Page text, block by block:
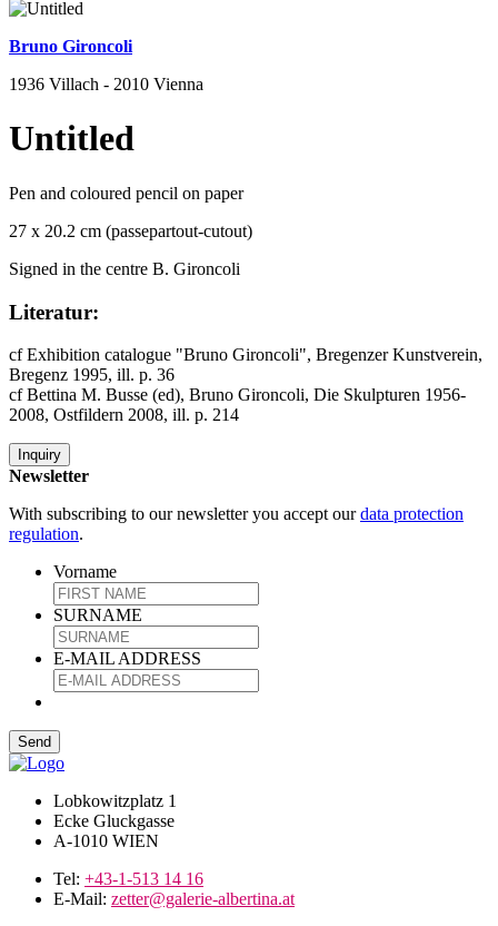
Bruno Gironcoli
1936 Villach - 2010 Vienna
Untitled
Pen and coloured pencil on paper
27 x 20.2 cm (passepartout-cutout)
Signed in the centre B. Gironcoli
Literatur:
cf Exhibition catalogue "Bruno Gironcoli", Bregenzer Kunstverein,
Bregenz 1995, ill. p. 36
cf Bettina M. Busse (ed), Bruno Gironcoli, Die Skulpturen 1956-
2008, Ostfildern 2008, ill. p. 214
Inquiry
Newsletter
With subscribing to our newsletter you accept ourdata protection
regulation.
Vorname
SURNAME
E-MAIL ADDRESS
Lobkowitzplatz 1
Ecke Gluckgasse
A-1010 WIEN
Tel: +43-1-513 14 16
E-Mail: zetter@galerie-albertina.at